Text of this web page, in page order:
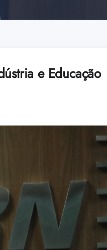
e Educação